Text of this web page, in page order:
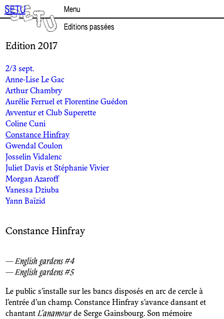
Aller
au
SETU Menu
Editions passées
Edition 2017
2/3 sept.
Anne-Lise Le Gac
Arthur Chambry
Aurélie Ferruel et Florentine Guédon
Avventur et Club Superette
Coline Cuni
Constance Hinfray
Gwendal Coulon
Josselin Vidalenc
Juliet Davis et Stéphanie Vivier
Morgan Azaroff
Vanessa Dziuba
Yann Baïzid
Constance Hinfray
— English gardens #4
— English gardens #5
Le public s’installe sur les bancs disposés en arc de cercle à
l’entrée d’un champ. Constance Hinfray s’avance dansant et
chantantL’anamourde Serge Gainsbourg. Son mémoire